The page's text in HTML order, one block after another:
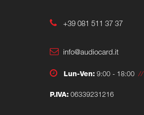
+39 081 511 37 37
info@audiocard.it
Lun-Ven: 9:00 - 18:00//
P.IVA: 06339231216